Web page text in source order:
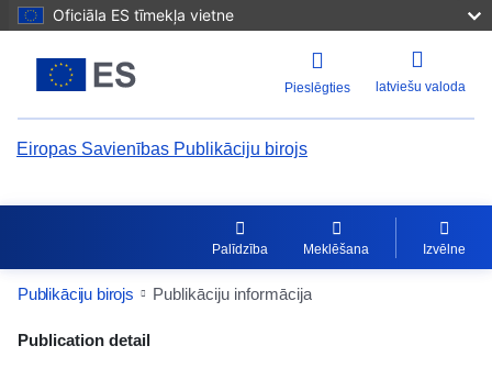
Oficiāla ES tīmekļa vietne
Pieslēgties latviešu valoda
Eiropas Savienības Publikāciju birojs
Palīdzība Meklēšana Izvēlne
Publikāciju birojs Publikāciju informācija
Publication Detail Actions Portlet
Publication detail